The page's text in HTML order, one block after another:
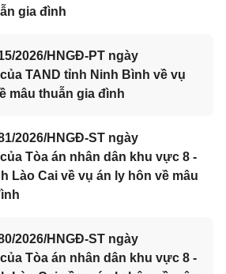
gia đình
2026/HNGĐ-PT ngày
TAND tỉnh Ninh Bình về vụ
mâu thuẫn gia đình
2026/HNGĐ-ST ngày
Tòa án nhân dân khu vực 8 -
Lào Cai về vụ án ly hôn về mâu
2026/HNGĐ-ST ngày
Tòa án nhân dân khu vực 8 -